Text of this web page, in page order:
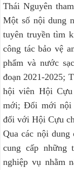
Thái Nguyên
Một số nội dung
tuyên truyền tìm
công tác bảo vệ
phẩm và nước
đoạn 2021-2025;
hội viên Hội
mới; Đổi mới nội
đối với Hội Cựu
Qua các nội dung
cung cấp
nghiệp vụ nhằm